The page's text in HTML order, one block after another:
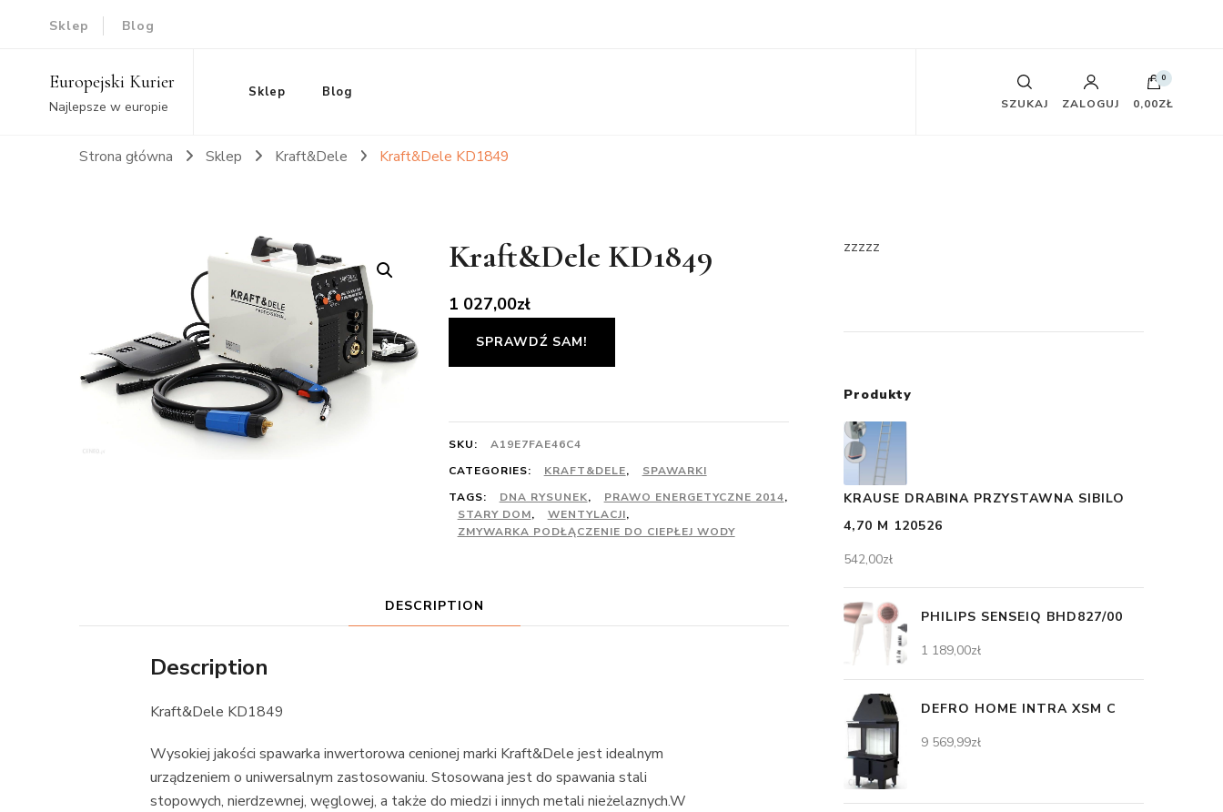
Sklep Blog
Europejski Kurier
Najlepsze w europie
Sklep Blog
SZUKAJ ZALOGUJ
0
0,00ZŁ
Strona główna Sklep Kraft&Dele Kraft&Dele KD1849
Kraft&Dele KD1849
1 027,00zł
SPRAWDŹ SAM!
SKU:
A19E7FAE46C4
CATEGORIES:
KRAFT&DELE,
SPAWARKI
TAGS:
DNA RYSUNEK, PRAWO ENERGETYCZNE 2014,
STARY DOM, WENTYLACJI,
ZMYWARKA PODŁĄCZENIE DO CIEPŁEJ WODY
DESCRIPTION
Description
Kraft&Dele KD1849
Wysokiej jakości spawarka inwertorowa cenionej marki Kraft&Dele jest idealnym
urządzeniem o uniwersalnym zastosowaniu. Stosowana jest do spawania stali
stopowych, nierdzewnej, węglowej, a także do miedzi i innych metali nieżelaznych.W
zzzzz
Produkty
KRAUSE DRABINA PRZYSTAWNA SIBILO
4,70 M 120526
542,00zł
PHILIPS SENSEIQ BHD827/00
1 189,00zł
DEFRO HOME INTRA XSM C
9 569,99zł